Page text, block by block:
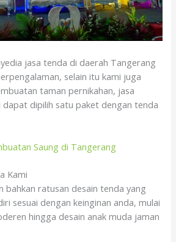
jasa tenda di daerah Tangerang
selain itu kami juga
taman pernikahan, jasa
dapat dipilih satu paket dengan tenda
Saung di Tangerang
Kami
bahkan ratusan desain tenda yang
sesuai dengan keinginan anda, mulai
hingga desain anak muda jaman